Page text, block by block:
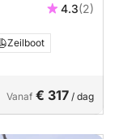
4.3(2)
Zeilboot
Vanaf € 317 / dag